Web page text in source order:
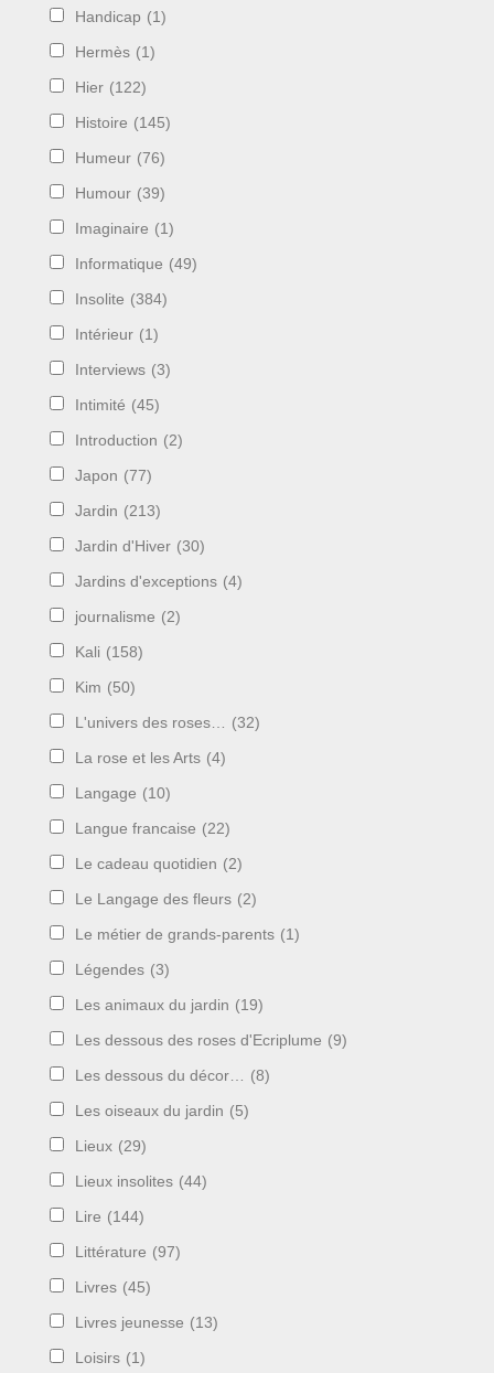
Handicap (1)
Hermès (1)
Hier (122)
Histoire (145)
Humeur (76)
Humour (39)
Imaginaire (1)
Informatique (49)
Insolite (384)
Intérieur (1)
Interviews (3)
Intimité (45)
Introduction (2)
Japon (77)
Jardin (213)
Jardin d'Hiver (30)
Jardins d'exceptions (4)
journalisme (2)
Kali (158)
Kim (50)
L'univers des roses… (32)
La rose et les Arts (4)
Langage (10)
Langue francaise (22)
Le cadeau quotidien (2)
Le Langage des fleurs (2)
Le métier de grands-parents (1)
Légendes (3)
Les animaux du jardin (19)
Les dessous des roses d'Ecriplume (9)
Les dessous du décor… (8)
Les oiseaux du jardin (5)
Lieux (29)
Lieux insolites (44)
Lire (144)
Littérature (97)
Livres (45)
Livres jeunesse (13)
Loisirs (1)